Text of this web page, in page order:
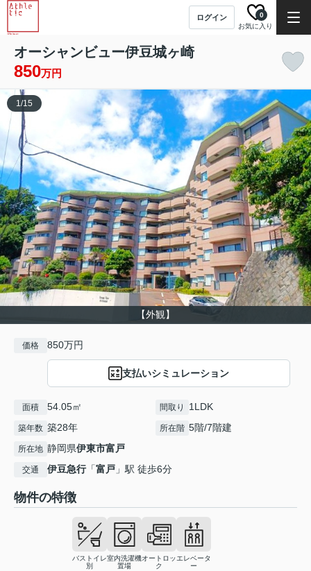
ログイン
お気に入り
0
オーシャンビュー伊豆城ヶ崎
850万円
【外観】
1/15
価格 850万円
支払いシミュレーション
面積 54.05㎡ 間取り 1LDK
築年数 築28年 所在階 5階/7階建
所在地 静岡県伊東市富戸
交通 伊豆急行「富戸 」駅 徒歩6分
物件の特徴
バストイレ
別
室内洗濯機
置場
オートロッ
ク
エレベータ
ー